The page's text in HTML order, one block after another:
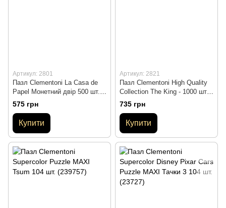
Артикул: 2801
Пазл Clementoni La Casa de
Papel Монетний двір 500 шт.
(35084)
575 грн
Купити
Артикул: 2821
Пазл Clementoni High Quality
Collection The King - 1000 шт.
(39479)
735 грн
Купити